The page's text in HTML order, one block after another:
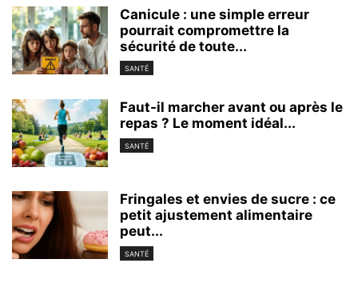
Canicule : une simple erreur
pourrait compromettre la
sécurité de toute...
SANTÉ
Faut-il marcher avant ou après le
repas ? Le moment idéal...
SANTÉ
Fringales et envies de sucre : ce
petit ajustement alimentaire
peut...
SANTÉ